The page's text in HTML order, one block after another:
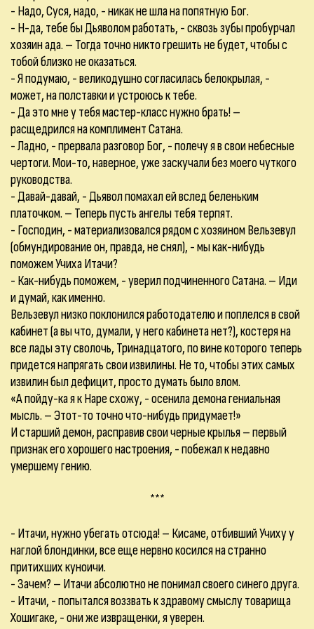
- Надо, Суся, надо, - никак не шла на попятную Бог.
- Н-да, тебе бы Дьяволом работать, - сквозь зубы пробурчал
хозяин ада. – Тогда точно никто грешить не будет, чтобы с
тобой близко не оказаться.
- Я подумаю, - великодушно согласилась белокрылая, -
может, на полставки и устроюсь к тебе.
- Да это мне у тебя мастер-класс нужно брать! –
расщедрился на комплимент Сатана.
- Ладно, - прервала разговор Бог, - полечу я в свои небесные
чертоги. Мои-то, наверное, уже заскучали без моего чуткого
руководства.
- Давай-давай, - Дьявол помахал ей вслед беленьким
платочком. – Теперь пусть ангелы тебя терпят.
- Господин, - материализовался рядом с хозяином Вельзевул
(обмундирование он, правда, не снял), - мы как-нибудь
поможем Учиха Итачи?
- Как-нибудь поможем, - уверил подчиненного Сатана. – Иди
и думай, как именно.
Вельзевул низко поклонился работодателю и поплелся в свой
кабинет (а вы что, думали, у него кабинета нет?), костеря на
все лады эту сволочь, Тринадцатого, по вине которого теперь
придется напрягать свои извилины. Не то, чтобы этих самых
извилин был дефицит, просто думать было влом.
«А пойду-ка я к Наре схожу, - осенила демона гениальная
мысль. – Этот-то точно что-нибудь придумает!»
И старший демон, расправив свои черные крылья – первый
признак его хорошего настроения, - побежал к недавно
умершему гению.
***
- Итачи, нужно убегать отсюда! – Кисаме, отбивший Учиху у
наглой блондинки, все еще нервно косился на странно
притихших куноичи.
- Зачем? – Итачи абсолютно не понимал своего синего друга.
- Итачи, - попытался воззвать к здравому смыслу товарища
Хошигаке, - они же извращенки, я уверен.